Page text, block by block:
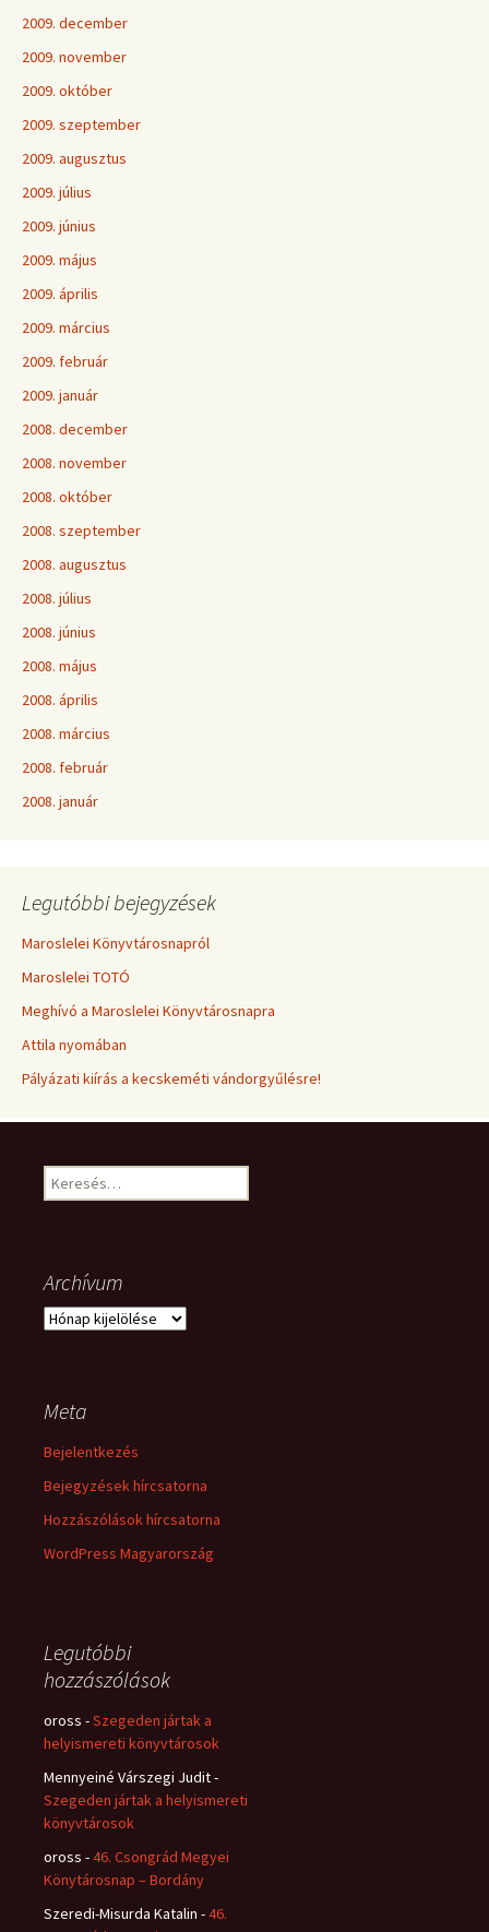
2009. december
2009. november
2009. október
2009. szeptember
2009. augusztus
2009. július
2009. június
2009. május
2009. április
2009. március
2009. február
2009. január
2008. december
2008. november
2008. október
2008. szeptember
2008. augusztus
2008. július
2008. június
2008. május
2008. április
2008. március
2008. február
2008. január
Legutóbbi bejegyzések
Maroslelei Könyvtárosnapról
Maroslelei TOTÓ
Meghívó a Maroslelei Könyvtárosnapra
Attila nyomában
Pályázati kiírás a kecskeméti vándorgyűlésre!
Keresés:
Archívum
Archívum
Meta
Bejelentkezés
Bejegyzések hírcsatorna
Hozzászólások hírcsatorna
WordPress Magyarország
Legutóbbi
hozzászólások
oross -Szegeden jártak a
helyismereti könyvtárosok
Mennyeiné Várszegi Judit-
Szegeden jártak a helyismereti
könyvtárosok
oross -46. Csongrád Megyei
Könytárosnap – Bordány
Szeredi-Misurda Katalin -46.